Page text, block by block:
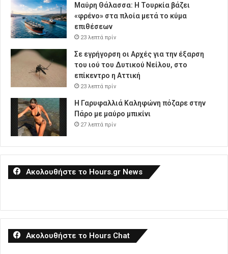
Μαύρη Θάλασσα: Η Τουρκία βάζει
«φρένο» στα πλοία μετά το κύμα
επιθέσεων
23 λεπτά πρίν
Σε εγρήγορση οι Αρχές για την έξαρση
του ιού του Δυτικού Νείλου, στο
επίκεντρο η Αττική
23 λεπτά πρίν
Η Γαρυφαλλιά Καληφώνη πόζαρε στην
Πάρο με μαύρο μπικίνι
27 λεπτά πρίν
Ακολουθήστε το Hours.gr News
Ακολουθήστε το Hours Chat